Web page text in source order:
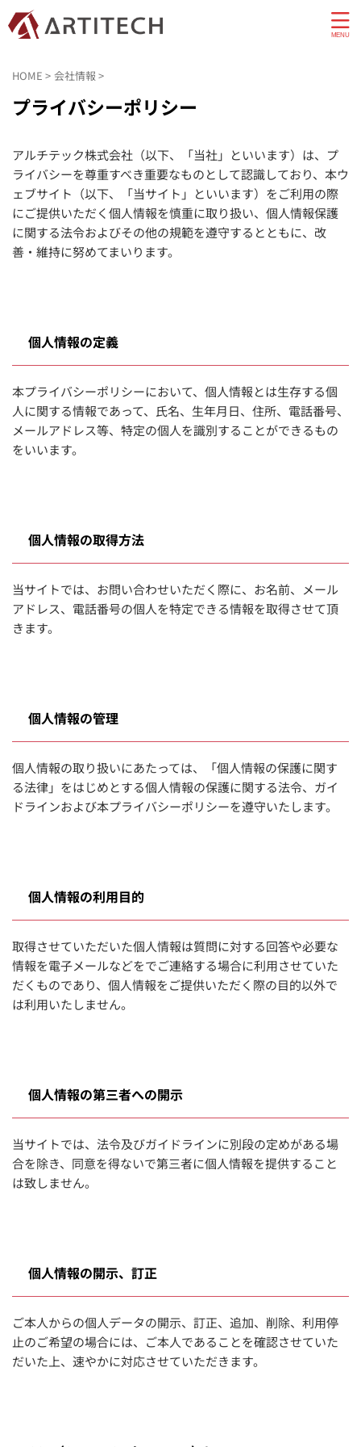
HOME > 会社情報 >
プライバシーポリシー
アルチテック株式会社（以下、「当社」といいます）は、プ
ライバシーを尊重すべき重要なものとして認識しており、本ウ
ェブサイト（以下、「当サイト」といいます）をご利用の際
にご提供いただく個人情報を慎重に取り扱い、個人情報保護
に関する法令およびその他の規範を遵守するとともに、改
善・維持に努めてまいります。
個人情報の定義
本プライバシーポリシーにおいて、個人情報とは生存する個
人に関する情報であって、氏名、生年月日、住所、電話番号、
メールアドレス等、特定の個人を識別することができるもの
をいいます。
個人情報の取得方法
当サイトでは、お問い合わせいただく際に、お名前、メール
アドレス、電話番号の個人を特定できる情報を取得させて頂
きます。
個人情報の管理
個人情報の取り扱いにあたっては、「個人情報の保護に関す
る法律」をはじめとする個人情報の保護に関する法令、ガイ
ドラインおよび本プライバシーポリシーを遵守いたします。
個人情報の利用目的
取得させていただいた個人情報は質問に対する回答や必要な
情報を電子メールなどをでご連絡する場合に利用させていた
だくものであり、個人情報をご提供いただく際の目的以外で
は利用いたしません。
個人情報の第三者への開示
当サイトでは、法令及びガイドラインに別段の定めがある場
合を除き、同意を得ないで第三者に個人情報を提供すること
は致しません。
個人情報の開示、訂正
ご本人からの個人データの開示、訂正、追加、削除、利用停
止のご希望の場合には、ご本人であることを確認させていた
だいた上、速やかに対応させていただきます。